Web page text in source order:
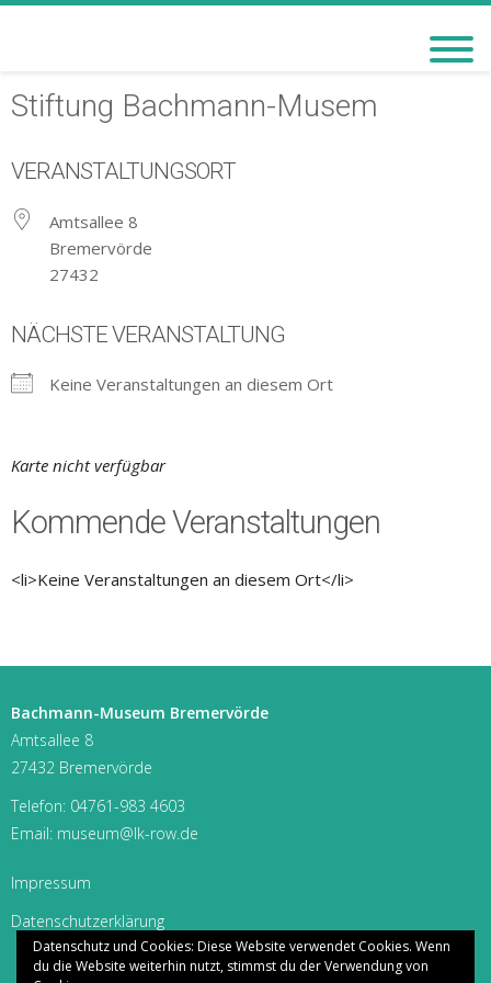
BREMERVÖRDE
Stiftung Bachmann-Musem
VERANSTALTUNGSORT
Amtsallee 8
Bremervörde
27432
NÄCHSTE VERANSTALTUNG
Keine Veranstaltungen an diesem Ort
Karte nicht verfügbar
Kommende Veranstaltungen
<li>Keine Veranstaltungen an diesem Ort</li>
Bachmann-Museum Bremervörde
Amtsallee 8
27432 Bremervörde
Telefon: 04761-983 4603
Email: museum@lk-row.de
Impressum
Datenschutzerklärung
Datenschutz und Cookies: Diese Website verwendet Cookies. Wenn
du die Website weiterhin nutzt, stimmst du der Verwendung von